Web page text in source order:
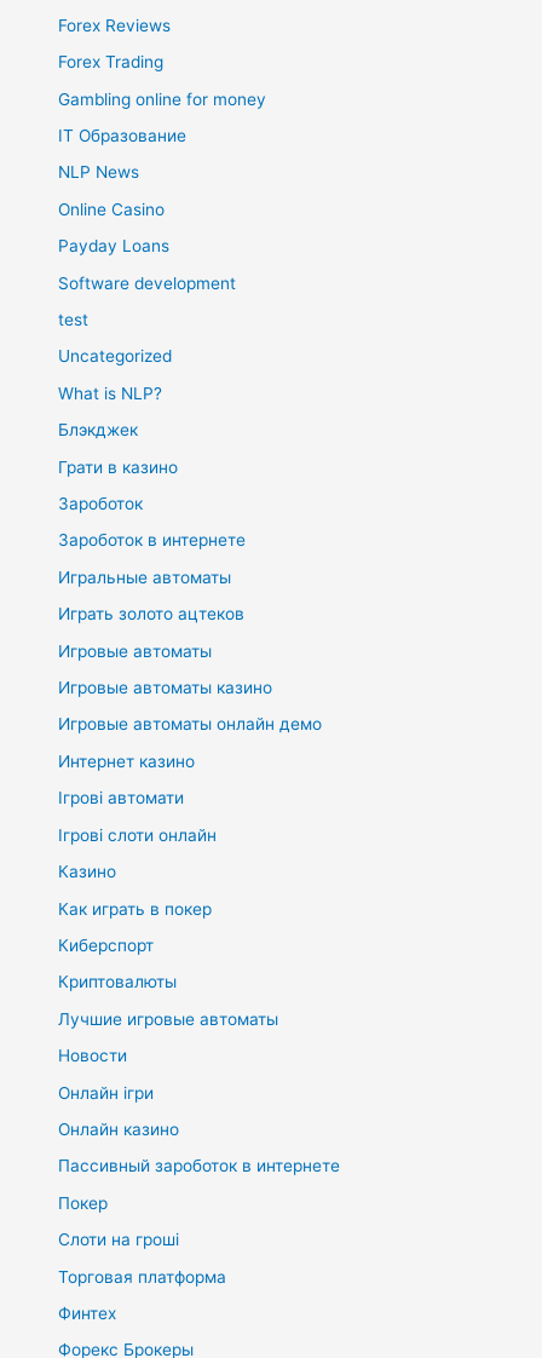
Forex Reviews
Forex Trading
Gambling online for money
IT Образование
NLP News
Online Casino
Payday Loans
Software development
test
Uncategorized
What is NLP?
Блэкджек
Грати в казино
Зароботок
Зароботок в интернете
Игральные автоматы
Играть золото ацтеков
Игровые автоматы
Игровые автоматы казино
Игровые автоматы онлайн демо
Интернет казино
Ігрові автомати
Ігрові слоти онлайн
Казино
Как играть в покер
Киберспорт
Криптовалюты
Лучшие игровые автоматы
Новости
Онлайн ігри
Онлайн казино
Пассивный зароботок в интернете
Покер
Слоти на гроші
Торговая платформа
Финтех
Форекс Брокеры